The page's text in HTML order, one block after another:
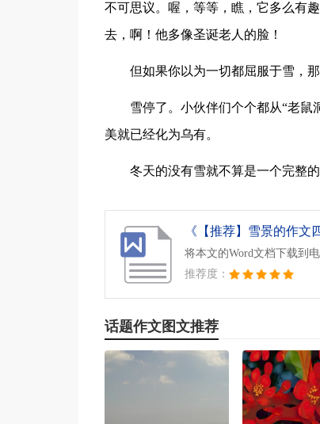
不可思议。喔，等等，瞧，它多么有
去，啊！他多像圣诞老人的脸！
但如果你以为一切都屈服于雪，
雪停了。小伙伴们个个都从“老
美就已经化为乌有。
冬天的没有雪就不算是一个完整
《【推荐】雪景的作文
将本文的Word文档下载到
推荐度：
话题作文图文推荐